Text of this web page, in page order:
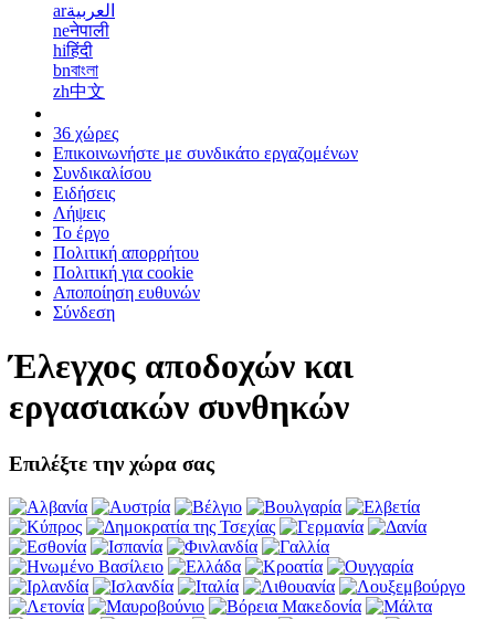
arالعربية
neनेपाली
hiहिंदी
bnবাংলা
zh中文
36 χώρες
Επικοινωνήστε με συνδικάτο εργαζομένων
Συνδικαλίσου
Ειδήσεις
Λήψεις
Το έργο
Πολιτική απορρήτου
Πολιτική για cookie
Αποποίηση ευθυνών
Σύνδεση
Έλεγχος αποδοχών και
εργασιακών συνθηκών
Επιλέξτε την χώρα σας